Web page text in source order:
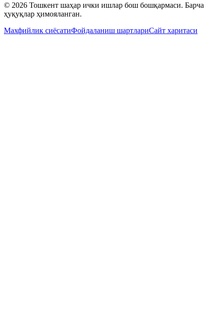
© 2026 Тошкент шаҳар ички ишлар бош бошқармаси. Барча
ҳуқуқлар ҳимояланган.
Махфийлик сиёсатиФойдаланиш шартлариСайт харитаси